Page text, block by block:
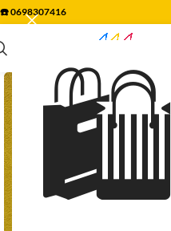
🛍️
☎️0698307416